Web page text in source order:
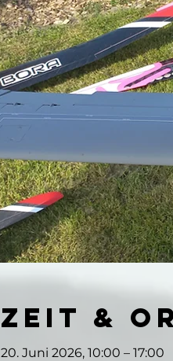
Zeit &
20. Juni 2026, 10:00 – 17:00